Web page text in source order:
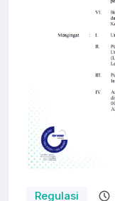
Regulasi